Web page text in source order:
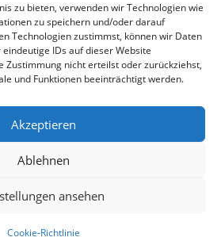
zu bieten, verwenden wir Technologien wie
zu speichern und/oder darauf
Technologien zustimmst, können wir Daten
IDs auf dieser Website
Zustimmung nicht erteilst oder zurückziehst,
und Funktionen beeinträchtigt werden.
Akzeptieren
Ablehnen
ansehen
Cookie-Richtlinie
/ 97 93 00
93 02
+49 7021 979300